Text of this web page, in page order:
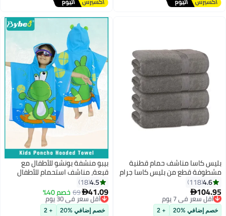
بليس كاسا مناشف حمام قطنية
مشطوفة قطع من بليس كاسا جرام
لكل متر مربع سريعة الجفاف عالية
الامتصاص سميكة وناعمة بجودة
الفنادق للاستحمام والسبا سم
4.6
118
104.95
أقل سعر في 7 يوم
توصيل مجاني
أقل سعر في 7 يوم
خصم إضافي %20 + 2
بيبو منشفة بونشو للأطفال مع
قبعة، مناشف استحمام للأطفال
سريعة الجفاف، مناشف شاطئ
للسباحة، روب استحمام للأطفال
فائق النعومة والامتصاص مع قبعة
للأولاد والبنات
4.5
18
41.09
69 خصم 40%أقل سعر في 30 يوم
توصيل مجاني
أقل سعر في 30 يوم
خصم إضافي %20 + 2